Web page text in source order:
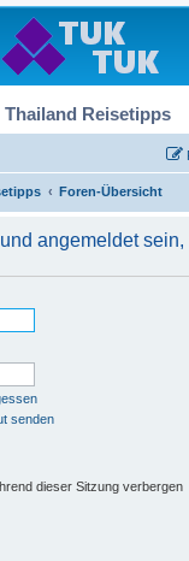
Thailand Reisetipps
Foren-Übersicht
angemeldet
senden
dieser Sitzung verbergen